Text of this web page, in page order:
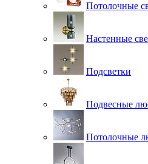
Потолочные
Настенные
Подсветки
Подвесные
Потолочные